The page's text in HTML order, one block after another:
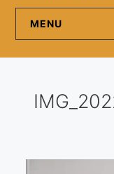
MENU
Artistas
Visitas a los